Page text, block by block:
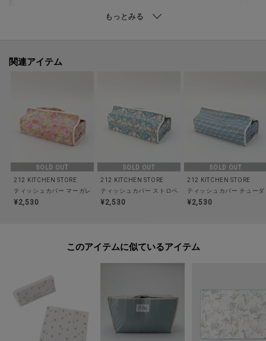
から愛されているブランドです。
オーブン:--
対応熱源:--
耐熱/耐冷温度:--
※照明の関係により、実際よりも色味が違って見える場合があります。ま
関連アイテム
SOLD OUT
212 KITCHEN STORE
ティッシュカバー マーガレット・アニー PR ＜フローレット・ロンドン＞
¥2,530
SOLD OUT
212 KITCHEN STORE
ティッシュカバー ストロベリーシーフ GR ＜フローレッ
¥2,530
SOLD OUT
212 KITCHEN STORE
ティッシュカバー チュー
¥2,530
このアイテムに似ているアイテム